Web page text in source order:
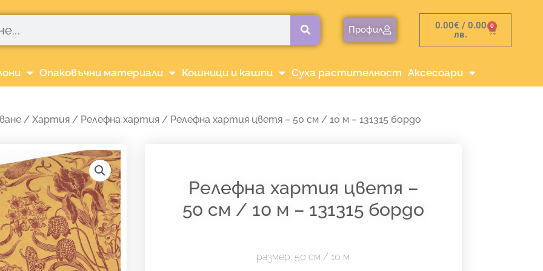
Профил 0.00€ / 0.00
лв.
0
Cart
Опаковъчни материали Кошници и кашпи Суха растителност Аксесоари
/ Хартия / Релефна хартия / Релефна хартия цветя – 50 см / 10 м – 131315 бордо
Релефна хартия цветя –
50 см / 10 м – 131315 бордо
размер: 50 см / 10 м